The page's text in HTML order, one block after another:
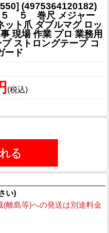
(4975364120182)
５ ５ 巻尺 メジャー
ット爪 ダブルマグ ロッ
現場 作業 プロ 業務用
ストロングテープ コ
ード
(税込)
い)
離島等)への発送は別途料金